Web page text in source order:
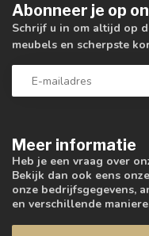
Meer informatie
Heb je een vraag over
Bekijk dan ook eens
onze bedrijfsgegevens,
en verschillende
Abonneer je op
Schrijf u in om altijd op
meubels en scherpste